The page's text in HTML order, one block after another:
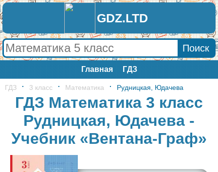
GDZ.LTD
Главная ГДЗ
ГДЗ 3 класс Математика Рудницкая, Юдачева
ГДЗ Математика 3 класс
Рудницкая, Юдачева -
Учебник «Вентана-Граф»